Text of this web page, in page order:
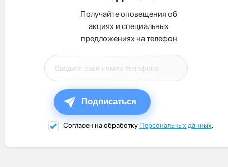
Получайте оповещения об
акциях и специальных
предложениях на телефон
Подписаться
Согласен на обработку Персональных данных.